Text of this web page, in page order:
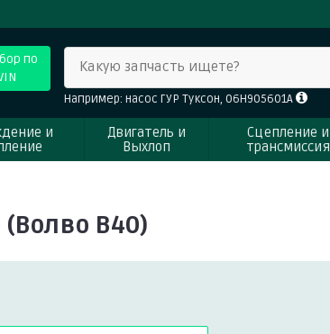
по
Какую запчасть ищете?
Например: насос ГУР Туксон, 06H905601A
и
Двигатель и
Выхлоп
Сцепление и
трансмиссия
В40)